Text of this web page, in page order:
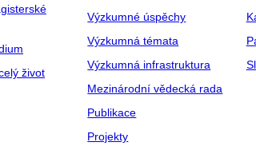
život
Výzkumné úspěchy
Výzkumná témata
Výzkumná infrastruktura
Mezinárodní vědecká rada
Publikace
Projekty